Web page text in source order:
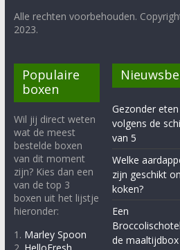
Alle rechten voorbehouden.
2023.
Populaire
boxen
Wil jij direct weten
wat de meest
bestelde boxen
van dit moment
zijn? Kies dan een
van de top 3
boxen uit het lijstje
hieronder:
1. Marley Spoon
Gezonder eten
volgens de
van 5
Welke
zijn geschikt
koken?
Een
de maaltijdbox